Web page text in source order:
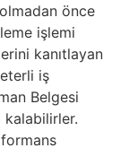
önce
işlemi
kanıtlayan
iş
Belgesi
kalabilirler.